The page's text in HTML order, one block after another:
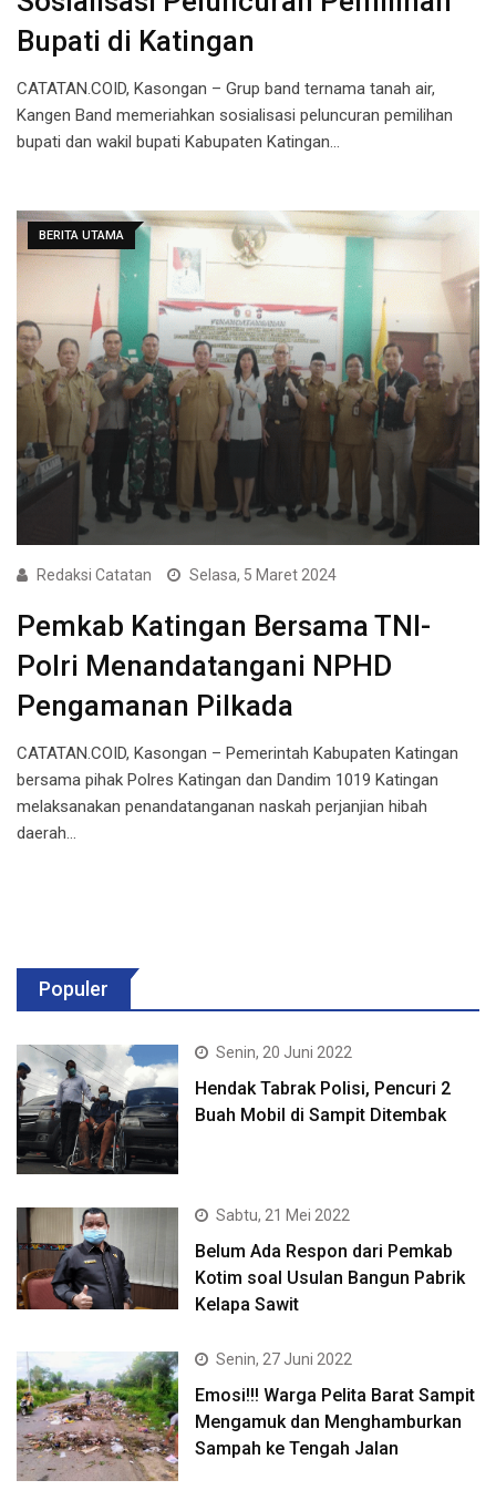
Bupati di Katingan
CATATAN.COID, Kasongan – Grup band ternama tanah air,
Kangen Band memeriahkan sosialisasi peluncuran pemilihan
bupati dan wakil bupati Kabupaten Katingan…
BERITA UTAMA
Redaksi Catatan Selasa, 5 Maret 2024
Pemkab Katingan Bersama TNI-
Polri Menandatangani NPHD
Pengamanan Pilkada
CATATAN.COID, Kasongan – Pemerintah Kabupaten Katingan
bersama pihak Polres Katingan dan Dandim 1019 Katingan
melaksanakan penandatanganan naskah perjanjian hibah
daerah…
Populer
Senin, 20 Juni 2022
Hendak Tabrak Polisi, Pencuri 2
Buah Mobil di Sampit Ditembak
Sabtu, 21 Mei 2022
Belum Ada Respon dari Pemkab
Kotim soal Usulan Bangun Pabrik
Kelapa Sawit
Senin, 27 Juni 2022
Emosi!!! Warga Pelita Barat Sampit
Mengamuk dan Menghamburkan
Sampah ke Tengah Jalan